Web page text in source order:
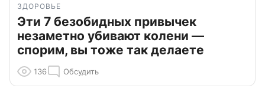
ЗДОРОВЬЕ
Эти 7 безобидных привычек
незаметно убивают колени —
спорим, вы тоже так делаете
136 Обсудить